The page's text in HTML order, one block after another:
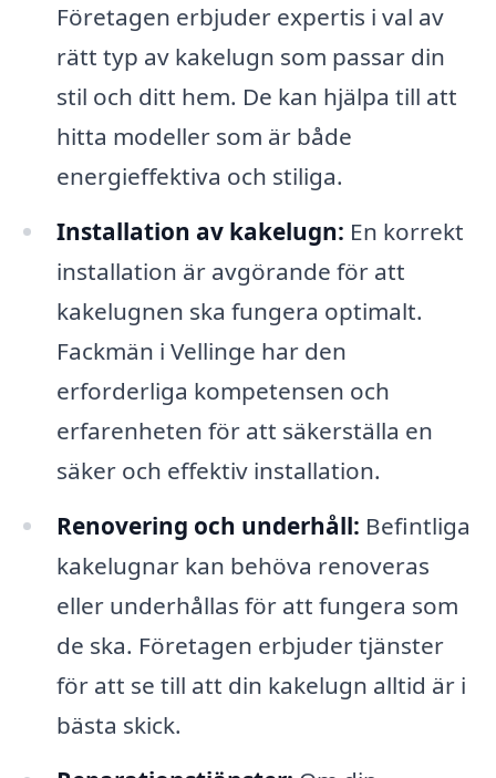
Företagen erbjuder expertis i val av
rätt typ av kakelugn som passar din
stil och ditt hem. De kan hjälpa till att
hitta modeller som är både
energieffektiva och stiliga.
Installation av kakelugn: En korrekt
installation är avgörande för att
kakelugnen ska fungera optimalt.
Fackmän i Vellinge har den
erforderliga kompetensen och
erfarenheten för att säkerställa en
säker och effektiv installation.
Renovering och underhåll: Befintliga
kakelugnar kan behöva renoveras
eller underhållas för att fungera som
de ska. Företagen erbjuder tjänster
för att se till att din kakelugn alltid är i
bästa skick.